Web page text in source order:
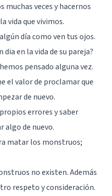
muchas veces y hacernos
vida que vivimos.
día como ven tus ojos.
en la vida de su pareja?
pensado alguna vez.
el valor de proclamar que
de nuevo.
errores y saber
algo de nuevo.
matar los monstruos;
no existen. Además
respeto y consideración.